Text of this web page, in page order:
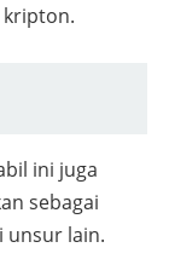
ini juga
sebagai
unsur lain.